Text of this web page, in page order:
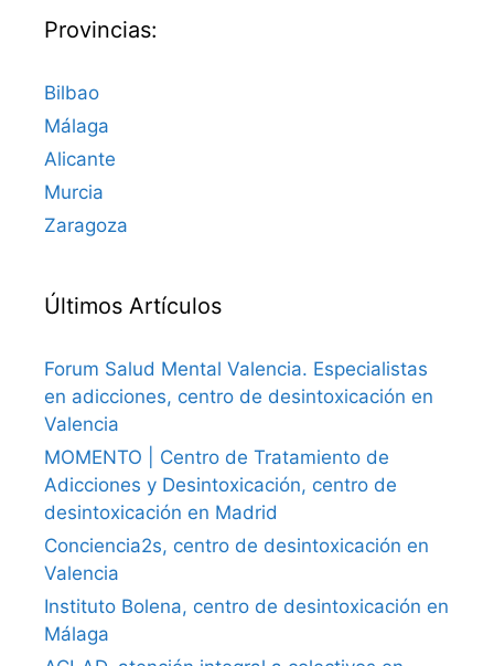
Provincias:
Bilbao
Málaga
Alicante
Murcia
Zaragoza
Últimos Artículos
Forum Salud Mental Valencia. Especialistas
en adicciones, centro de desintoxicación en
Valencia
MOMENTO | Centro de Tratamiento de
Adicciones y Desintoxicación, centro de
desintoxicación en Madrid
Conciencia2s, centro de desintoxicación en
Valencia
Instituto Bolena, centro de desintoxicación en
Málaga